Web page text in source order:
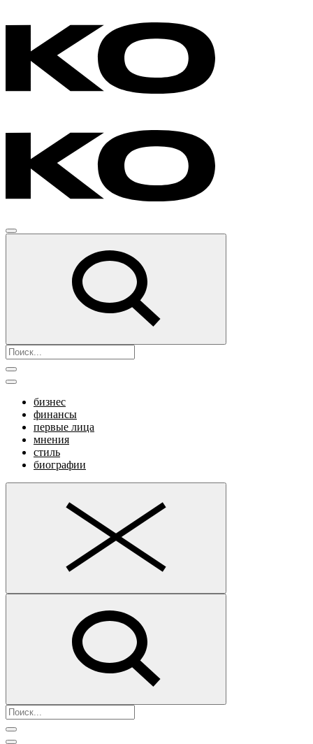
бизнес
финансы
первые лица
мнения
стиль
биографии